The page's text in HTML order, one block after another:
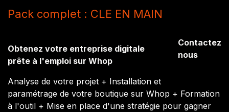
Pack complet : CLE EN MAIN
Obtenez votre entreprise digitale
prête à l'emploi sur Whop
Contactez
nous
Analyse de votre projet + Installation et
paramétrage de votre boutique sur Whop + Formation
à l'outil + Mise en place d'une stratégie pour gagner